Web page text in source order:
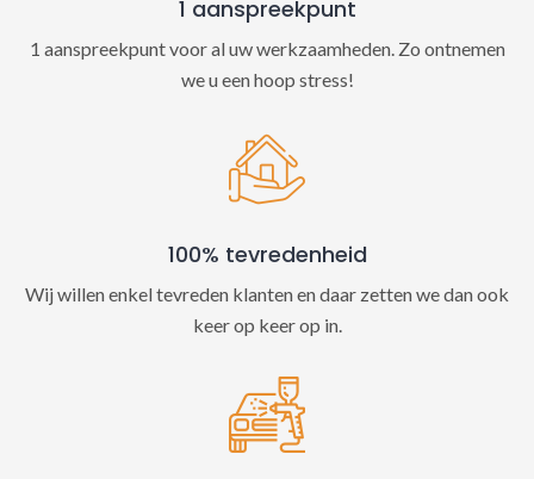
1 aanspreekpunt
1 aanspreekpunt voor al uw werkzaamheden. Zo ontnemen
we u een hoop stress!
100% tevredenheid
Wij willen enkel tevreden klanten en daar zetten we dan ook
keer op keer op in.